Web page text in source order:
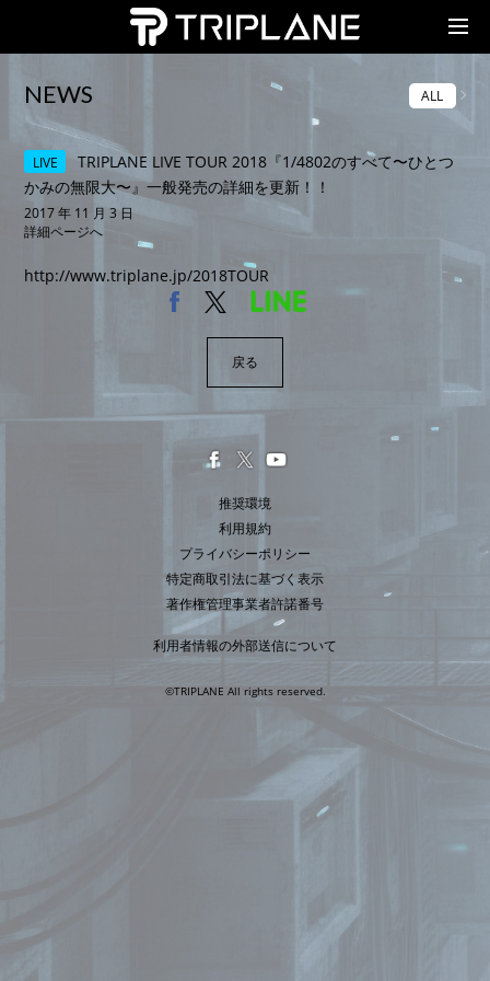
TRIPLANE Passengers
NEWS ALL
LIVE
TRIPLANE LIVE TOUR 2018『1/4802のすべて〜ひとつ
かみの無限大〜』一般発売の詳細を更新！！
2017 年 11 月 3 日
詳細ページへ
http://www.triplane.jp/2018TOUR
戻る
推奨環境
利用規約
プライバシーポリシー
特定商取引法に基づく表示
著作権管理事業者許諾番号
利用者情報の外部送信について
©TRIPLANE All rights reserved.